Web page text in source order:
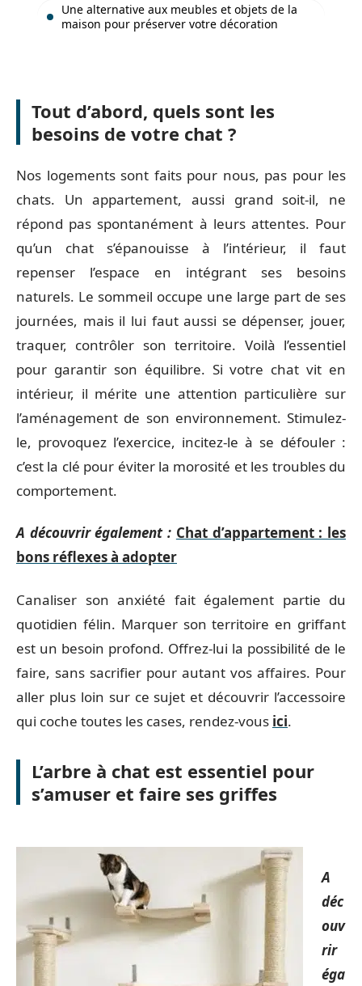
Une alternative aux meubles et objets de la
maison pour préserver votre décoration
Tout d’abord, quels sont les
besoins de votre chat ?
Nos logements sont faits pour nous, pas pour les
chats. Un appartement, aussi grand soit-il, ne
répond pas spontanément à leurs attentes. Pour
qu’un chat s’épanouisse à l’intérieur, il faut
repenser l’espace en intégrant ses besoins
naturels. Le sommeil occupe une large part de ses
journées, mais il lui faut aussi se dépenser, jouer,
traquer, contrôler son territoire. Voilà l’essentiel
pour garantir son équilibre. Si votre chat vit en
intérieur, il mérite une attention particulière sur
l’aménagement de son environnement. Stimulez-
le, provoquez l’exercice, incitez-le à se défouler :
c’est la clé pour éviter la morosité et les troubles du
comportement.
A découvrir également : Chat d’appartement : les
bons réflexes à adopter
Canaliser son anxiété fait également partie du
quotidien félin. Marquer son territoire en griffant
est un besoin profond. Offrez-lui la possibilité de le
faire, sans sacrifier pour autant vos affaires. Pour
aller plus loin sur ce sujet et découvrir l’accessoire
qui coche toutes les cases, rendez-vous ici.
L’arbre à chat est essentiel pour
s’amuser et faire ses griffes
A
déc
ouv
rir
éga